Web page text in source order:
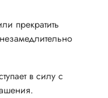
прекратить
в силу с